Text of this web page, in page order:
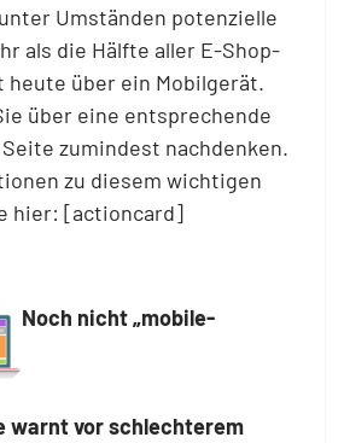
Umständen potenzielle
als die Hälfte aller E-Shop-
heute über ein Mobilgerät.
über eine entsprechende
zumindest nachdenken.
zu diesem wichtigen
hier: [actioncard]
Noch nicht „mobile-
warnt vor schlechterem